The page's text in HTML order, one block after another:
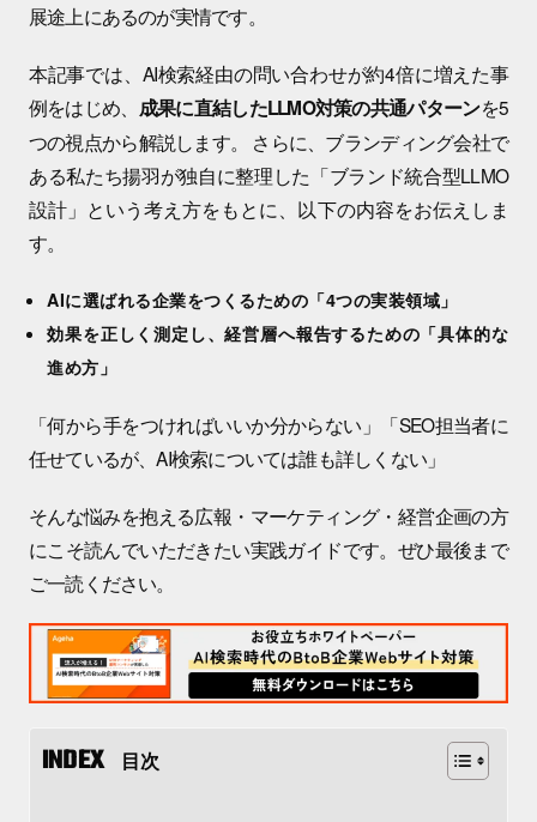
展途上にあるのが実情です。
本記事では、AI検索経由の問い合わせが約4倍に増えた事
例をはじめ、 成果に直結したLLMO対策の共通パターンを5
つの視点から解説します。 さらに、ブランディング会社で
ある私たち揚羽が独自に整理した「ブランド統合型LLMO
設計」という考え方をもとに、以下の内容をお伝えしま
す。
AIに選ばれる企業をつくるための「4つの実装領域」
効果を正しく測定し、経営層へ報告するための「具体的な
進め方」
「何から手をつければいいか分からない」「SEO担当者に
任せているが、AI検索については誰も詳しくない」
そんな悩みを抱える広報・マーケティング・経営企画の方
にこそ読んでいただきたい実践ガイドです。ぜひ最後まで
ご一読ください。
目次